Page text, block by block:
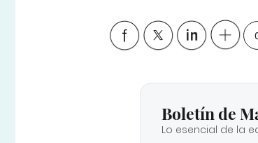
Boletín de
Lo esencial de la